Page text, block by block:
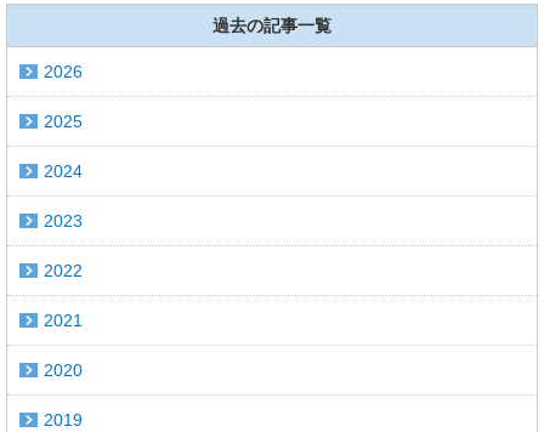
過去の記事一覧
2026
2025
2024
2023
2022
2021
2020
2019